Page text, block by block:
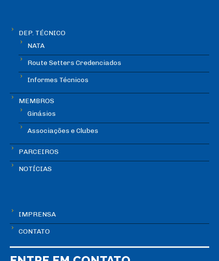
DEP. TÉCNICO
NATA
Route Setters Credenciados
Informes Técnicos
MEMBROS
Ginásios
Associações e Clubes
PARCEIROS
NOTÍCIAS
IMPRENSA
CONTATO